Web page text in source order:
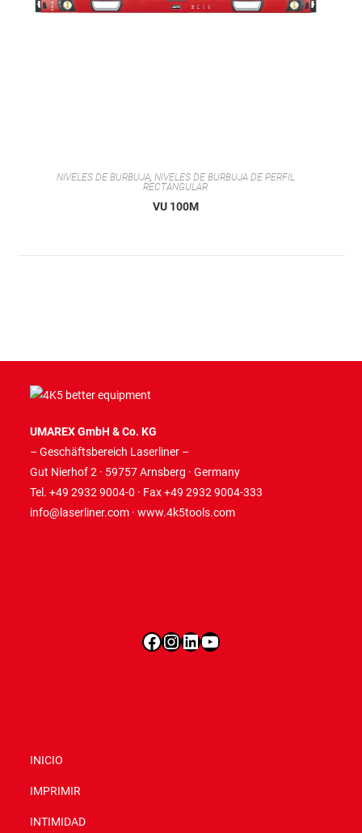
NIVELES DE BURBUJA, NIVELES DE BURBUJA DE PERFIL
RECTANGULAR
VU 100M
UMAREX GmbH & Co. KG
– Geschäftsbereich Laserliner –
Gut Nierhof 2 · 59757 Arnsberg · Germany
Tel. +49 2932 9004-0 · Fax +49 2932 9004-333
info@laserliner.com ·www.4k5tools.com
Facebook
Instagram
LinkedInYouTube
INICIO
IMPRIMIR
INTIMIDAD